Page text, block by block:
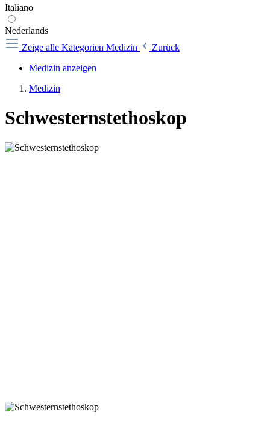
Italiano
Nederlands
Zeige alle Kategorien Medizin
Zurück
Medizin anzeigen
Medizin
Schwesternstethoskop